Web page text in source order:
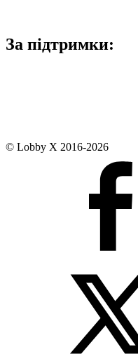
За підтримки:
© Lobby X 2016-2026